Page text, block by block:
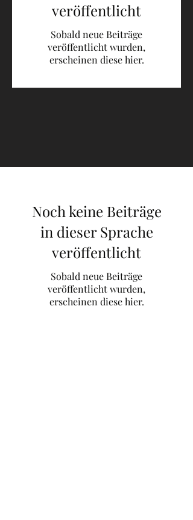
veröffentlicht
Sobald neue Beiträge
veröffentlicht wurden,
erscheinen diese hier.
Noch keine Beiträge
in dieser Sprache
veröffentlicht
Sobald neue Beiträge
veröffentlicht wurden,
erscheinen diese hier.